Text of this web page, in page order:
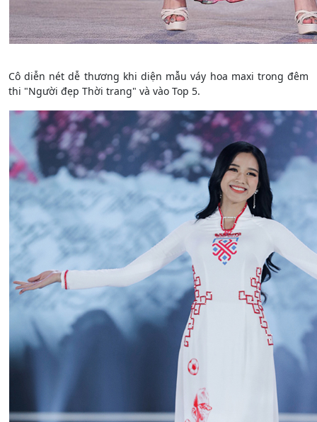
Cô diễn nét dễ thương khi diện mẫu váy hoa maxi trong đêm
thi "Người đẹp Thời trang" và vào Top 5.